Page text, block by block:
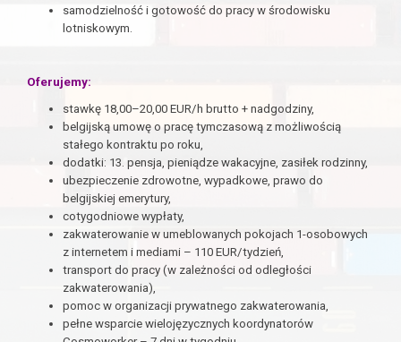
samodzielność i gotowość do pracy w środowisku
lotniskowym.
Oferujemy:
stawkę 18,00–20,00 EUR/h brutto + nadgodziny,
belgijską umowę o pracę tymczasową z możliwością
stałego kontraktu po roku,
dodatki: 13. pensja, pieniądze wakacyjne, zasiłek rodzinny,
ubezpieczenie zdrowotne, wypadkowe, prawo do
belgijskiej emerytury,
cotygodniowe wypłaty,
zakwaterowanie w umeblowanych pokojach 1-osobowych
z internetem i mediami – 110 EUR/tydzień,
transport do pracy (w zależności od odległości
zakwaterowania),
pomoc w organizacji prywatnego zakwaterowania,
pełne wsparcie wielojęzycznych koordynatorów